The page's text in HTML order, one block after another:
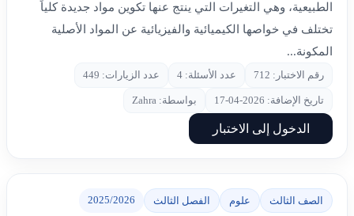
الطبيعية، وهي التغيرات التي ينتج عنها تكوين مواد جديدة كلياً
تختلف في خواصها الكيميائية والفيزيائية عن المواد الأصلية
المكونة...
رقم الاختبار: 712 عدد الأسئلة: 4 عدد الزيارات: 449
تاريخ الإضافة: 2026-04-17 بواسطة: Zahra
الدخول إلى الاختبار
الصف الثالث علوم الفصل الثالث 2025/2026